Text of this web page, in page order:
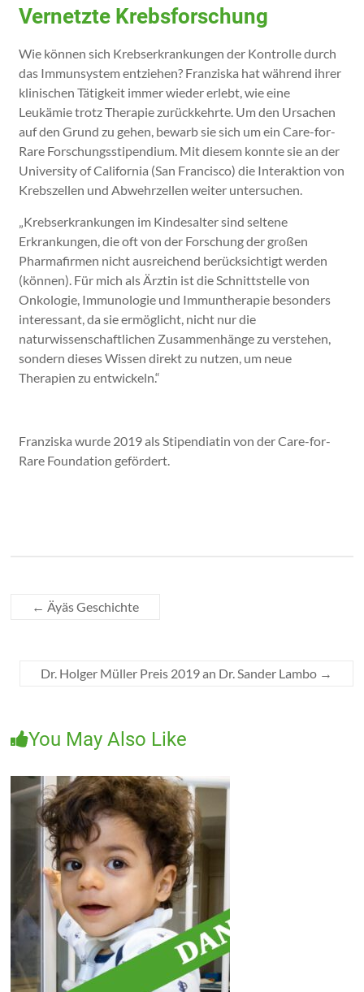
Vernetzte Krebsforschung
Wie können sich Krebserkrankungen der Kontrolle durch
das Immunsystem entziehen? Franziska hat während ihrer
klinischen Tätigkeit immer wieder erlebt, wie eine
Leukämie trotz Therapie zurückkehrte. Um den Ursachen
auf den Grund zu gehen, bewarb sie sich um ein Care-for-
Rare Forschungsstipendium. Mit diesem konnte sie an der
University of California (San Francisco) die Interaktion von
Krebszellen und Abwehrzellen weiter untersuchen.
„Krebserkrankungen im Kindesalter sind seltene
Erkrankungen, die oft von der Forschung der großen
Pharmafirmen nicht ausreichend berücksichtigt werden
(können). Für mich als Ärztin ist die Schnittstelle von
Onkologie, Immunologie und Immuntherapie besonders
interessant, da sie ermöglicht, nicht nur die
naturwissenschaftlichen Zusammenhänge zu verstehen,
sondern dieses Wissen direkt zu nutzen, um neue
Therapien zu entwickeln.“
Franziska wurde 2019 als Stipendiatin von der Care-for-
Rare Foundation gefördert.
← Äyäs Geschichte
Dr. Holger Müller Preis 2019 an Dr. Sander Lambo →
You May Also Like